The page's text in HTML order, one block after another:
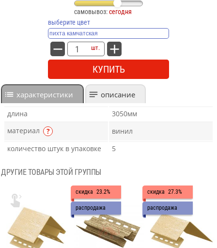
самовывоз:сегодня
выберите цвет
шт.
КУПИТЬ
характеристики описание
длина
3050мм
материал
?
винил
количество штук в упаковке
5
ДРУГИЕ ТОВАРЫ ЭТОЙ ГРУППЫ
скидка 23.2%
распродажа
скидка 27.3%
распродажа
